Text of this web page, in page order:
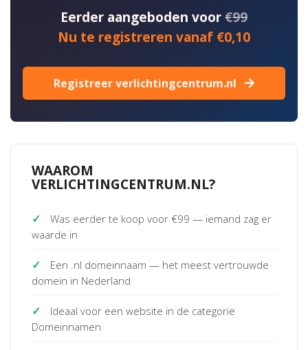
Eerder aangeboden voor€99
Nu te registreren vanaf €0,10
Registreer verlichtingcentrum.nl
WAAROM
VERLICHTINGCENTRUM.NL?
✓
Was eerder te koop voor €99 — iemand zag er
waarde in
✓
Een .nl domeinnaam — het meest vertrouwde
domein in Nederland
✓
Ideaal voor een website in de categorie
Domeinnamen